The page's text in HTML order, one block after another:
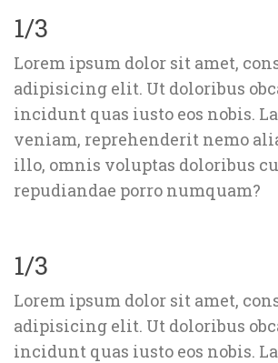
1/3
Lorem ipsum dolor sit amet,
adipisicing elit. Ut doloribus
incidunt quas iusto eos nobis.
veniam, reprehenderit nemo
illo, omnis voluptas doloribus
repudiandae porro numquam?
1/3
Lorem ipsum dolor sit amet,
adipisicing elit. Ut doloribus
incidunt quas iusto eos nobis.